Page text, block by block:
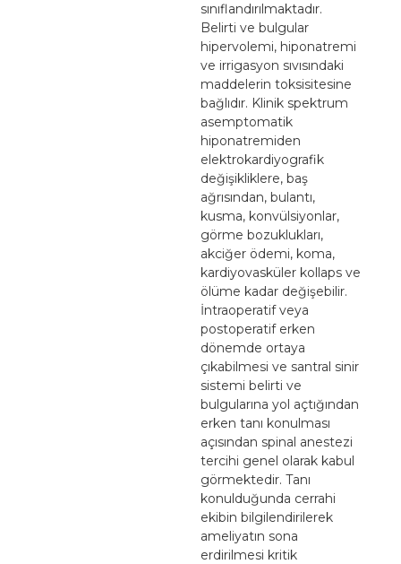
sınıflandırılmaktadır.
Belirti ve bulgular
hipervolemi, hiponatremi
ve irrigasyon sıvısındaki
maddelerin toksisitesine
bağlıdır. Klinik spektrum
asemptomatik
hiponatremiden
elektrokardiyografik
değişikliklere, baş
ağrısından, bulantı,
kusma, konvülsiyonlar,
görme bozuklukları,
akciğer ödemi, koma,
kardiyovasküler kollaps ve
ölüme kadar değişebilir.
İntraoperatif veya
postoperatif erken
dönemde ortaya
çıkabilmesi ve santral sinir
sistemi belirti ve
bulgularına yol açtığından
erken tanı konulması
açısından spinal anestezi
tercihi genel olarak kabul
görmektedir. Tanı
konulduğunda cerrahi
ekibin bilgilendirilerek
ameliyatın sona
erdirilmesi kritik